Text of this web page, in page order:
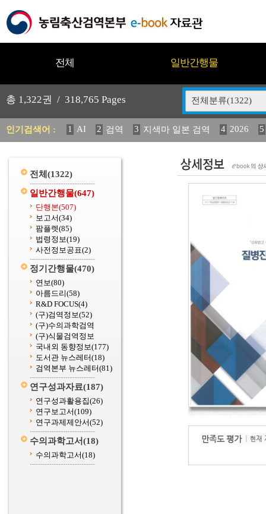
전체 일반간행물
총 1,322권 / 318,765 Pages 전체분류(1322)
인기검색어 : 1 AI 2 검역 3 지색마 일본 검역 4 2026
5
11 2025 12 중독성 식물 도감 13 媛 異 14
전체 (1322)
일반간행물(647)
단행본(507)
보고서(34)
팜플렛(85)
법령정보(19)
사전정보공표(2)
정기간행물(470)
연보(80)
아름드리(58)
R&D FOCUS(4)
(구)검역정보(52)
(구)수의과학검역
(구)식물검역정보
국내외 동향정보(177)
도서관 뉴스레터(18)
검역본부 뉴스레터(81)
연구성과자료(187)
연구성과활용집(26)
연구보고서(109)
연구과제제안서(52)
수의과학고서(18)
수의과학고서(18)